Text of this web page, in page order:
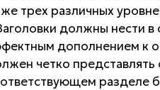
трех различных
должны нести в
дополнением к
четко
разделе